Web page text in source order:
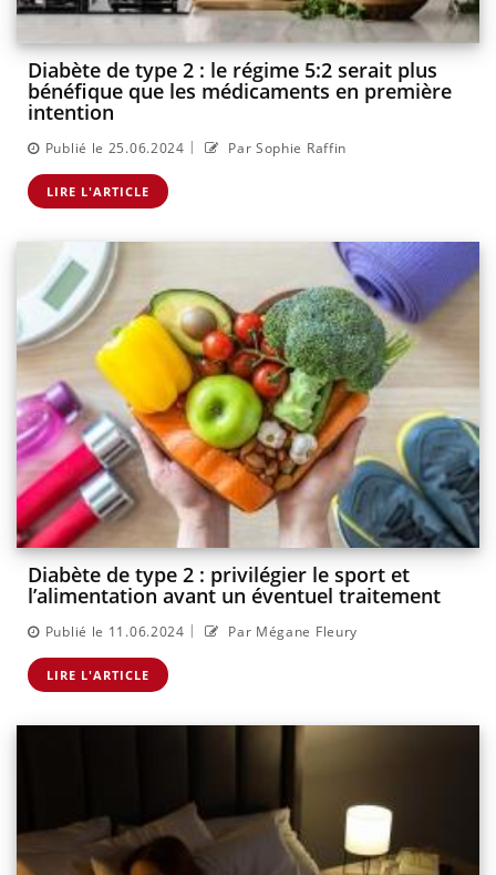
Diabète de type 2 : le régime 5:2 serait plus
bénéfique que les médicaments en première
intention
Publié le 25.06.2024 | Par Sophie Raffin
LIRE L'ARTICLE
Diabète de type 2 : privilégier le sport et
l’alimentation avant un éventuel traitement
Publié le 11.06.2024 | Par Mégane Fleury
LIRE L'ARTICLE